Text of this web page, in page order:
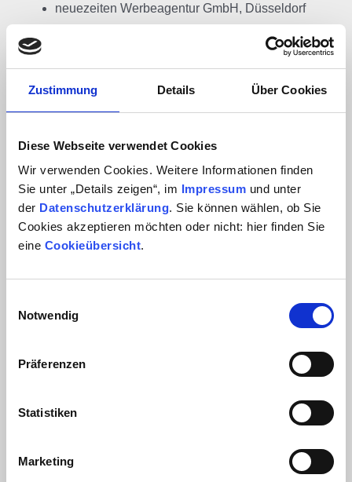
Zustimmung Details Über Cookies
Diese Webseite verwendet Cookies
Wir verwenden Cookies. Weitere Informationen finden
Sie unter „Details zeigen“, im Impressum und unter
der Datenschutzerklärung. Sie können wählen, ob Sie
Cookies akzeptieren möchten oder nicht: hier finden Sie
eine Cookieübersicht.
Notwendig
Präferenzen
Statistiken
Marketing
neuezeiten Werbeagentur GmbH, Düsseldorf
GKFwork, Viersen
Verlage
Verlag für die Deutsche Wirtschaft AG, Bonn
Droste Verlag GmbH, Düsseldorf
Sutton Verlag GmbH, Erfurt
Vereine
WALBUSCH Walter Busch GmbH & Co. KG,
Solingen
Verlagsgesellschaft mbH, ein Unternehmen der
GD Gesellschaft für Dermopharmazie e.V., Köln